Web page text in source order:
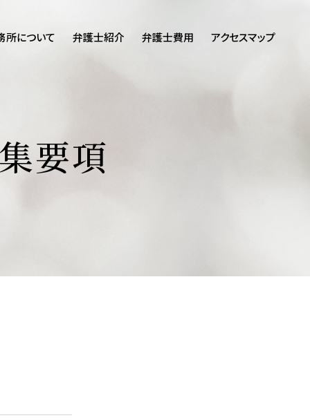
所について 弁護士紹介 弁護士費用 アクセスマップ
要項